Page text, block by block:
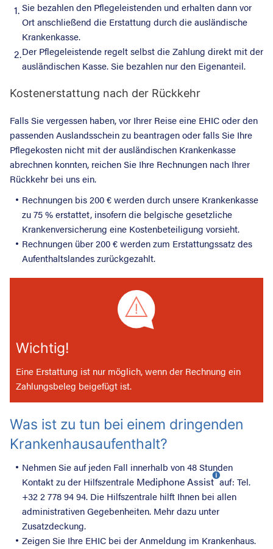
1. Sie bezahlen den Pflegeleistenden und erhalten dann vor
Ort anschließend die Erstattung durch die ausländische
Krankenkasse.
2.Der Pflegeleistende regelt selbst die Zahlung direkt mit der
ausländischen Kasse. Sie bezahlen nur den Eigenanteil.
Kostenerstattung nach der Rückkehr
Falls Sie vergessen haben, vor Ihrer Reise eine EHIC oder den
passenden Auslandsschein zu beantragen oder falls Sie Ihre
Pflegekosten nicht mit der ausländischen Krankenkasse
abrechnen konnten, reichen Sie Ihre Rechnungen nach Ihrer
Rückkehr bei uns ein.
Rechnungen bis 200 € werden durch unsere Krankenkasse
zu 75 % erstattet, insofern die belgische gesetzliche
Krankenversicherung eine Kostenbeteiligung vorsieht.
Rechnungen über 200 € werden zum Erstattungssatz des
Aufenthaltslandes zurückgezahlt.
Wichtig!
Eine Erstattung ist nur möglich, wenn der Rechnung ein
Zahlungsbeleg beigefügt ist.
Was ist zu tun bei einem dringenden
Krankenhausaufenthalt?
Nehmen Sie auf jeden Fall innerhalb von 48 Stunden
Kontakt zu der Hilfszentrale Mediphone Assist auf: Tel.
+32 2 778 94 94. Die Hilfszentrale hilft Ihnen bei allen
administrativen Gegebenheiten. Mehr dazu unter
Zusatzdeckung.
Zeigen Sie Ihre EHIC bei der Anmeldung im Krankenhaus.